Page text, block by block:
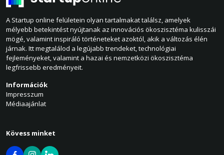
A Startup online felületein olyan tartalmakat találsz, amelyek
mélyebb betekintést nyújtanak az innovációs ökoszisztéma kulisszái
mögé, valamint inspiráló történeteket azoktól, akik a változás élén
járnak. Itt megtalálod a legújabb trendeket, technológiai
fejleményeket, valamint a hazai és nemzetközi ökoszisztéma
legfrissebb eredményeit.
Információk
Impresszum
Médiaajánlat
Kövess minket